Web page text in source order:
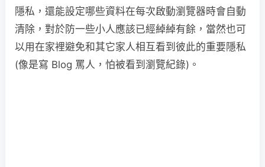
隱私，還能設定哪些資料在每次啟動瀏覽器時會自動
清除，對於防一些小人應該已經綽綽有餘，當然也可
以用在家裡避免和其它家人相互看到彼此的重要隱私
(像是寫 Blog 罵人，怕被看到瀏覽紀錄)。